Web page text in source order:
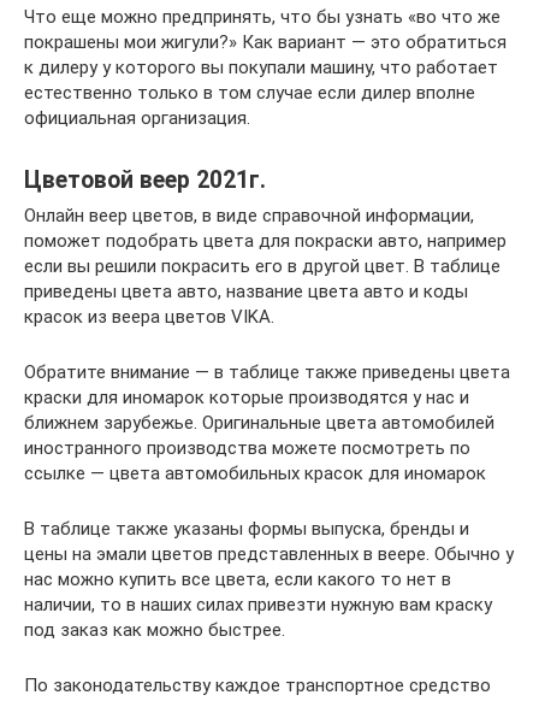
Что еще можно предпринять, что бы узнать «во что же
покрашены мои жигули?» Как вариант — это обратиться
к дилеру у которого вы покупали машину, что работает
естественно только в том случае если дилер вполне
официальная организация.
Цветовой веер 2021г.
Онлайн веер цветов, в виде справочной информации,
поможет подобрать цвета для покраски авто, например
если вы решили покрасить его в другой цвет. В таблице
приведены цвета авто, название цвета авто и коды
красок из веера цветов VIKA.
Обратите внимание — в таблице также приведены цвета
краски для иномарок которые производятся у нас и
ближнем зарубежье. Оригинальные цвета автомобилей
иностранного производства можете посмотреть по
ссылке — цвета автомобильных красок для иномарок
В таблице также указаны формы выпуска, бренды и
цены на эмали цветов представленных в веере. Обычно у
нас можно купить все цвета, если какого то нет в
наличии, то в наших силах привезти нужную вам краску
под заказ как можно быстрее.
По законодательству каждое транспортное средство